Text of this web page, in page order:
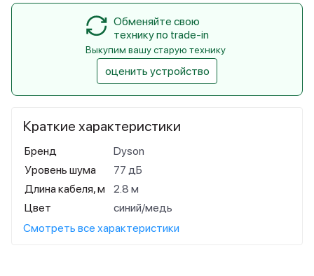
Краткие характеристики
Бренд
Dyson
Уровень шума
77 дБ
Длина кабеля, м
2.8 м
Цвет
синий/медь
Смотреть все характеристики
Обменяйте свою
технику по trade-in
Выкупим вашу старую технику
оценить устройство